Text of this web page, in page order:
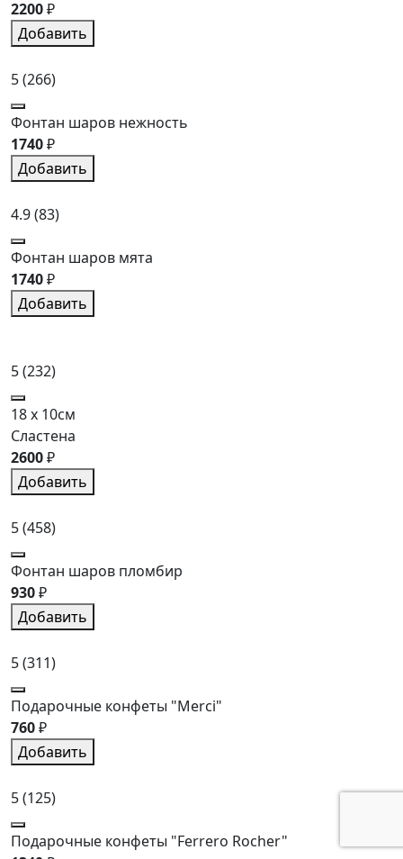
2200₽
Добавить
5(266)
Фонтан шаров нежность
1740₽
Добавить
4.9(83)
Фонтан шаров мята
1740₽
Добавить
5(232)
18 x 10см
Сластена
2600₽
Добавить
5(458)
Фонтан шаров пломбир
930₽
Добавить
5(311)
Подарочные конфеты "Merci"
760₽
Добавить
5(125)
Подарочные конфеты "Ferrero Rocher"